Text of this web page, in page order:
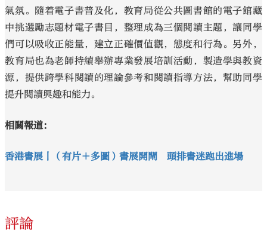
氣氛。隨着電子書普及化，教育局從公共圖書館的電子館藏
中挑選勵志題材電子書目，整理成為三個閱讀主題，讓同學
們可以吸收正能量，建立正確價值觀，態度和行為。另外，
教育局也為老師持續舉辦專業發展培訓活動，製造學與教資
源，提供跨學科閱讀的理論參考和閱讀指導方法，幫助同學
提升閱讀興趣和能力。
相關報道：
香港書展丨（有片＋多圖）書展開閘 頭排書迷跑出進場
評論